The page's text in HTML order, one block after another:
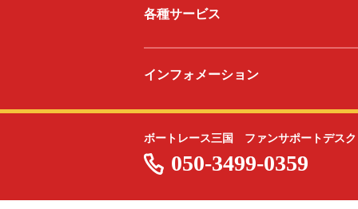
各種サービス
インフォメーション
ボートレース三国 ファンサポートデスク
050-3499-0359